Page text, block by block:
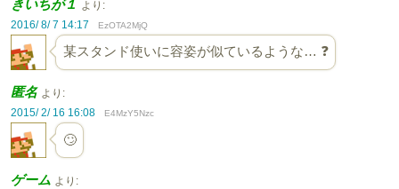
きいちが１ より:
2016/ 8/ 7 14:17
EzOTA2MjQ
某スタンド使いに容姿が似ているような… ❓
匿名 より:
2015/ 2/ 16 16:08
E4MzY5Nzc
🙄
ゲーム より: